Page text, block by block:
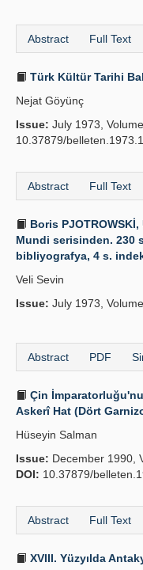
Abstract Full Text
Türk Kültür Tarihi
Nejat Göyünç
Issue: July 1973,
10.37879/
Abstract Full Text
Boris
Mundi serisinden. 230
bibliyografya, 4 s.
Veli Sevin
Issue: July 1973,
Abstract PDF
Çin
Askerî Hat (Dört
Hüseyin Salman
Issue: December 1990,
DOI: 10.37879/
Abstract Full Text
XVIII. Yüzyılda